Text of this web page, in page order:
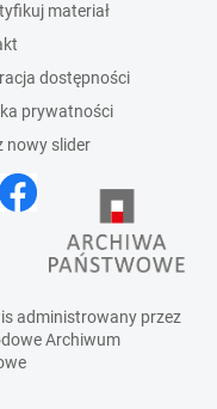
materiał
dostępności
prywatności
nowy slider
administrowany przez
Archiwum